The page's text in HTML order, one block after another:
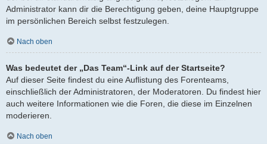
Administrator kann dir die Berechtigung geben, deine Hauptgruppe
im persönlichen Bereich selbst festzulegen.
Nach oben
Was bedeutet der „Das Team“-Link auf der Startseite?
Auf dieser Seite findest du eine Auflistung des Forenteams,
einschließlich der Administratoren, der Moderatoren. Du findest hier
auch weitere Informationen wie die Foren, die diese im Einzelnen
moderieren.
Nach oben